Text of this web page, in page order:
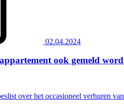
02.04.2024
ook gemeld
over het occasioneel verhuren